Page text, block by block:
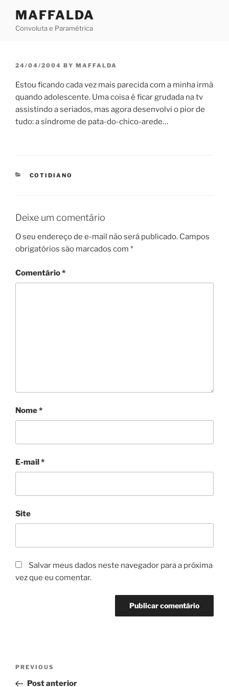
content
MAFFALDA
Convoluta e Paramétrica
POSTED
24/04/2004 BY MAFFALDA
Estou ficando cada vez mais parecida com a minha irmã
quando adolescente. Uma coisa é ficar grudada na tv
assistindo a seriados, mas agora desenvolvi o pior de
tudo: a síndrome de pata-do-chico-arede…
CATEGORIES
COTIDIANO
Deixe um comentário
O seu endereço de e-mail não será publicado. Campos
obrigatórios são marcados com *
Comentário*
Nome*
E-mail*
Site
Salvar meus dados neste navegador para a próxima
vez que eu comentar.
Navegação
Previous
Post
PREVIOUS
Post anterior